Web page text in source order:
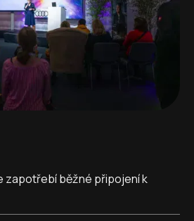
zapotřebí běžné připojení k